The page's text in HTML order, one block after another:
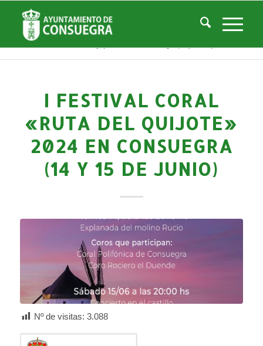
Noticias
Usted está aquí: Inicio / Noticias Cultura /
Actividades culturales y educativas
I FESTIVAL CORAL
«RUTA DEL QUIJOTE»
2024 EN CONSUEGRA
(14 Y 15 DE JUNIO)
Nº de visitas: 3.088